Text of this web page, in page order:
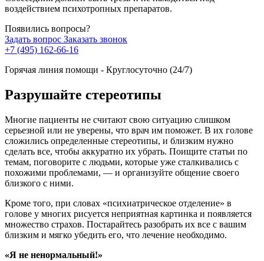
воздействием психотропных препаратов.
Появились вопросы?
Задать вопрос Заказать звонок
+7 (495) 162-66-16
Горячая линия помощи - Круглосуточно (24/7)
Разрушайте стереотипы
Многие пациенты не считают свою ситуацию слишком
серьезной или не уверены, что врач им поможет. В их голове
сложились определенные стереотипы, и близким нужно
сделать все, чтобы аккуратно их убрать. Поищите статьи по
темам, поговорите с людьми, которые уже сталкивались с
похожими проблемами, — и организуйте общение своего
близкого с ними.
Кроме того, при словах «психиатрическое отделение» в
голове у многих рисуется неприятная картинка и появляется
множество страхов. Постарайтесь разобрать их все с вашим
близким и мягко убедить его, что лечение необходимо.
«Я не ненормальный!»